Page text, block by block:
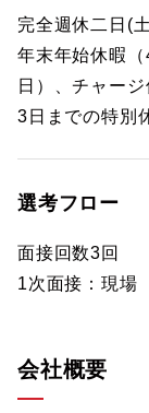
完全週休二日(
年末年始休暇
日）、チャー
3日までの特別
選考フロー
面接回数3回
1次面接：現
会社概要